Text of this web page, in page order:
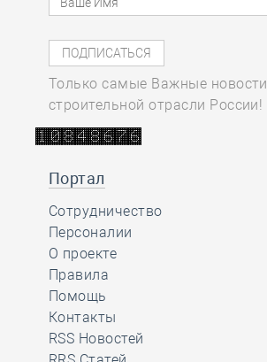
Только самые Важные новости
строительной отрасли России!
Портал
Сотрудничество
Персоналии
О проекте
Правила
Помощь
Контакты
RSS Новостей